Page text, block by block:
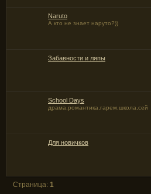
Naruto
А кто не знает наруто?))
Забавности и ляпы
School Days
драма,романтика,гарем,школа,сей
Для новичков
Страница: 1